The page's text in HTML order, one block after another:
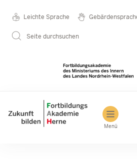
Metanavigation
Leichte Sprache
Seite durchsuchen
Main
Menü